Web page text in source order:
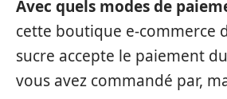
Avec quels modes de
cette boutique e-commerce
sucre accepte le paiement
vous avez commandé par,